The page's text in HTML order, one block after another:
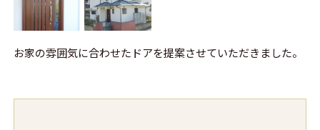
お家の雰囲気に合わせたドアを提案させていただきました。